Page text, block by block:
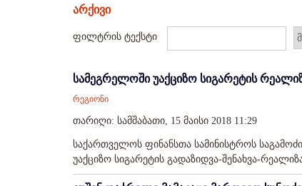
არქივი
ფილტრის ტექსტი
სამეგრელოში უაქციზო სიგარეტის
რეგიონი
თარიღი: სამშაბათი, 15 მაისი 2018 11:29
საქართველოს ფინანსთა სამინისტროს
უაქციზო სიგარეტის გადაზიდვა-შენახვა-